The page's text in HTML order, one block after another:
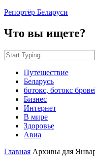
Репортёр Беларуси
Что вы ищете?
Путешествие
Беларусь
ботокс, ботокс
Бизнес
Интернет
В мире
Здоровье
Авиа
Главная Архивы для